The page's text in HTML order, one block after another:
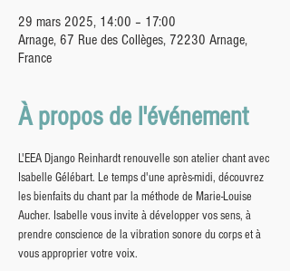
29 mars 2025, 14:00 – 17:00
Arnage, 67 Rue des Collèges, 72230 Arnage,
France
À propos de l'événement
L'EEA Django Reinhardt renouvelle son atelier chant avec
Isabelle Gélébart. Le temps d'une après-midi, découvrez
les bienfaits du chant par la méthode de Marie-Louise
Aucher. Isabelle vous invite à développer vos sens, à
prendre conscience de la vibration sonore du corps et à
vous approprier votre voix.